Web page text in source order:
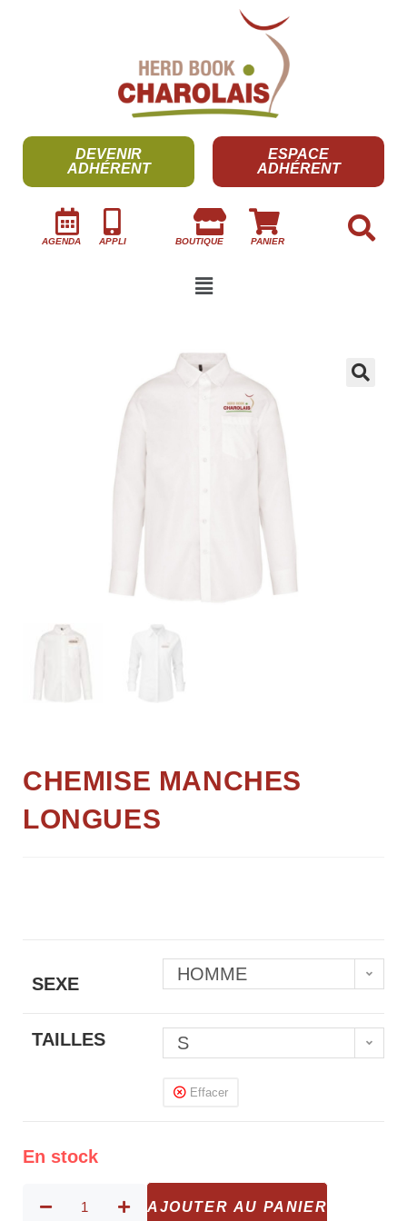
DEVENIR
ADHÉRENT
ESPACE
ADHÉRENT
AGENDA APPLI BOUTIQUE PANIER
CHEMISE MANCHES
LONGUES
SEXE HOMME
TAILLES S
Effacer
En stock
AJOUTER AU PANIER